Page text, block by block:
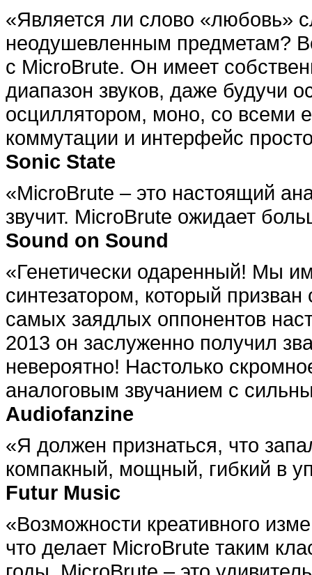
«Является ли слово «любовь»
неодушевленным предметам?
с MicroBrute. Он имеет
диапазон звуков, даже будучи
осциллятором, моно, со всеми
коммутации и интерфейс
Sonic State
«MicroBrute – это настоящий
звучит. MicroBrute ожидает
Sound on Sound
«Генетически одаренный! Мы
синтезатором, который
самых заядлых оппонентов
2013 он заслуженно получил
невероятно! Настолько
аналоговым звучанием с
Audiofanzine
«Я должен признаться, что
компакный, мощный, гибкий в
Futur Music
«Возможности креативного
что делает MicroBrute таким